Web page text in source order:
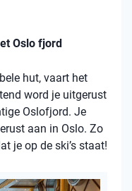
Oslo fjord
hut, vaart het
word je uitgerust
Oslofjord. Je
aan in Oslo. Zo
je op de ski’s staat!